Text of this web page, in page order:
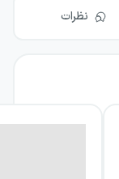
نظرات